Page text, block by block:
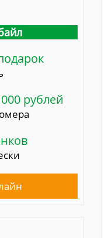
рублей